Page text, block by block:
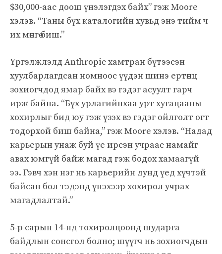
$30,000-аас доош үнэлэгдэх байх” гэж Moore
хэлэв. “Таны бүх каталогийн хувьд энэ тийм ч
их мөнгө биш.”
Үргэлжлэлд Anthropic хамтран бүтээсэн
хуулбарлагдсан номноос үүдэн шинэ ертөнц
зохиогчдод ямар байх вэ гэдэг асуулт гарч
ирж байна. “Бүх урлагийнхаа урт хугацааны
хохирлыг бид юу гэж үзэх вэ гэдэг ойлголт огт
тодорхой биш байна,” гэж Moore хэлэв. “Надад
карьерын унаж буй үе ирсэн учраас намайг
авах юмгүй байж магад гэж бодох хамаагүй
ээ. Гэвч хэн нэг нь карьерийн дунд үед хүчтэй
байсан бол тэдэнд үнэхээр хохирол учрах
магадлалтай.”
5-р сарын 14-нд тохиролцоонд шударга
байдлын сонсгол болно; шүүгч нь зохиогчдын